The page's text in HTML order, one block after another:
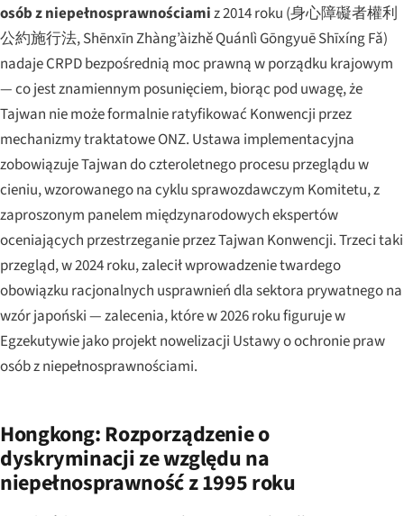
osób z niepełnosprawnościamiz 2014 roku (身心障礙者權利
公約施行法,Shēnxīn Zhàng’àizhě Quánlì Gōngyuē Shīxíng Fǎ)
nadaje CRPD bezpośrednią moc prawną w porządku krajowym
— co jest znamiennym posunięciem, biorąc pod uwagę, że
Tajwan nie może formalnie ratyfikować Konwencji przez
mechanizmy traktatowe ONZ. Ustawa implementacyjna
zobowiązuje Tajwan do czteroletnego procesu przeglądu w
cieniu, wzorowanego na cyklu sprawozdawczym Komitetu, z
zaproszonym panelem międzynarodowych ekspertów
oceniających przestrzeganie przez Tajwan Konwencji. Trzeci taki
przegląd, w 2024 roku, zalecił wprowadzenie twardego
obowiązku racjonalnych usprawnień dla sektora prywatnego na
wzór japoński — zalecenia, które w 2026 roku figuruje w
Egzekutywie jako projekt nowelizacji Ustawy o ochronie praw
osób z niepełnosprawnościami.
Hongkong: Rozporządzenie o
dyskryminacji ze względu na
niepełnosprawność z 1995 roku